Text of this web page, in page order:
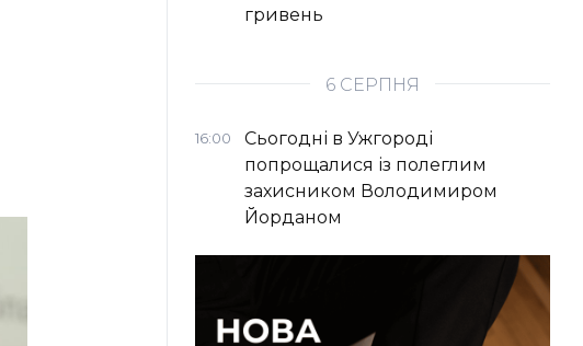
гривень
6 СЕРПНЯ
16:00
Сьогодні в Ужгороді
попрощалися із полеглим
захисником Володимиром
Йорданом